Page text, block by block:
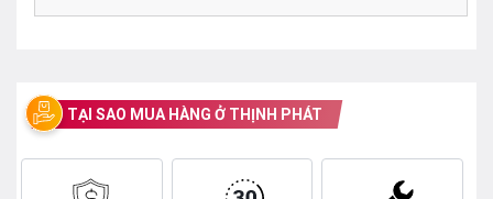
TẠI SAO MUA HÀNG Ở THỊNH PHÁT